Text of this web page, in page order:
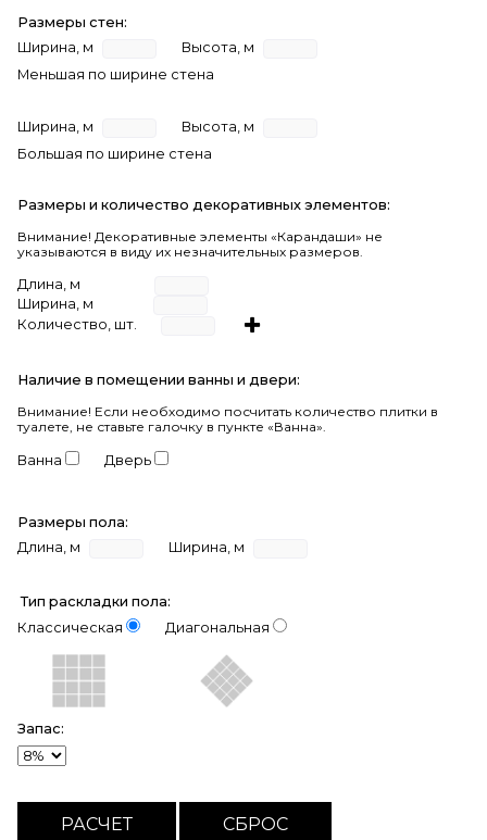
Размеры стен:
Ширина, м
Высота, м
Меньшая по ширине стена
Ширина, м
Высота, м
Большая по ширине стена
Размеры и количество декоративных элементов:
Внимание! Декоративные элементы «Карандаши» не
указываются в виду их незначительных размеров.
Длина, м
Ширина, м
Количество, шт.
Наличие в помещении ванны и двери:
Внимание! Если необходимо посчитать количество плитки в
туалете, не ставьте галочку в пункте «Ванна».
Ванна Дверь
Размеры пола:
Длина, м
Ширина, м
Тип раскладки пола:
Классическая
Диагональная
Запас: